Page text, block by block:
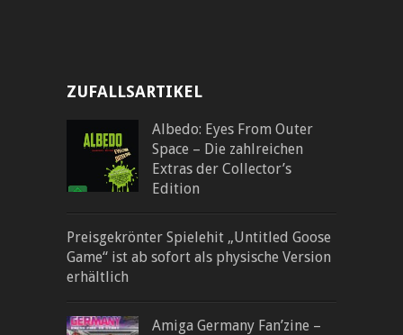
ZUFALLSARTIKEL
Albedo: Eyes From Outer
Space – Die zahlreichen
Extras der Collector’s
Edition
Preisgekrönter Spielehit „Untitled Goose
Game“ ist ab sofort als physische Version
erhältlich
Amiga Germany Fan’zine –